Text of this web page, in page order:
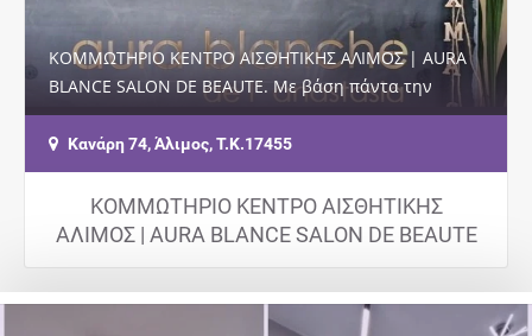
ΚΟΜΜΩΤΗΡΙΟ ΚΕΝΤΡΟ ΑΙΣΘΗΤΙΚΗΣ ΑΛΙΜΟΣ | AURA
BLANCE SALON DE BEAUTE. Με βάση πάντα την
αγάπη για την αισθητική και την ομορφιά, το μεράκι
για…Κανάρη 74, Άλιμος, Τ.Κ.17455
ΚΟΜΜΩΤΗΡΙΟ ΚΕΝΤΡΟ ΑΙΣΘΗΤΙΚΗΣ
ΑΛΙΜΟΣ | AURA BLANCE SALON DE BEAUTE